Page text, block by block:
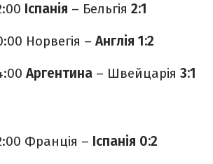
Іспанія – Бельгія 2:1
Норвегія – Англія 1:2
Аргентина – Швейцарія 3:1
Франція – Іспанія 0:2